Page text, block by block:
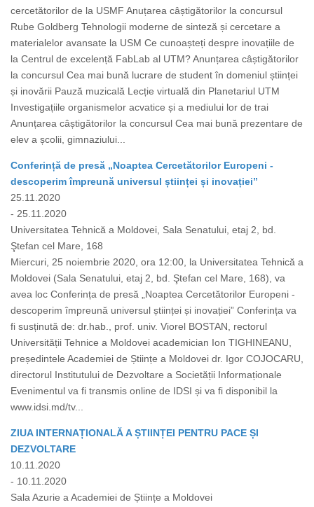
cercetătorilor de la USMF Anuțarea câștigătorilor la concursul
Rube Goldberg Tehnologii moderne de sinteză și cercetare a
materialelor avansate la USM Ce cunoașteți despre inovațiile de
la Centrul de excelență FabLab al UTM? Anunțarea câștigătorilor
la concursul Cea mai bună lucrare de student în domeniul științei
și inovării Pauză muzicală Lecție virtuală din Planetariul UTM
Investigațiile organismelor acvatice și a mediului lor de trai
Anunțarea câștigătorilor la concursul Cea mai bună prezentare de
elev a școlii, gimnaziului...
Conferință de presă „Noaptea Cercetătorilor Europeni -
descoperim împreună universul științei și inovației”
25.11.2020
- 25.11.2020
Universitatea Tehnică a Moldovei, Sala Senatului, etaj 2, bd.
Ştefan cel Mare, 168
Miercuri, 25 noiembrie 2020, ora 12:00, la Universitatea Tehnică a
Moldovei (Sala Senatului, etaj 2, bd. Ştefan cel Mare, 168), va
avea loc Conferința de presă „Noaptea Cercetătorilor Europeni -
descoperim împreună universul științei și inovației” Conferința va
fi susținută de: dr.hab., prof. univ. Viorel BOSTAN, rectorul
Universității Tehnice a Moldovei academician Ion TIGHINEANU,
președintele Academiei de Științe a Moldovei dr. Igor COJOCARU,
directorul Institutului de Dezvoltare a Societății Informaționale
Evenimentul va fi transmis online de IDSI și va fi disponibil la
www.idsi.md/tv...
ZIUA INTERNAȚIONALĂ A ȘTIINȚEI PENTRU PACE ȘI
DEZVOLTARE
10.11.2020
- 10.11.2020
Sala Azurie a Academiei de Științe a Moldovei